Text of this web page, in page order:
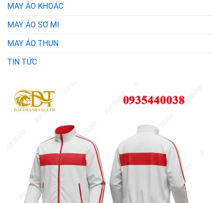
MAY ÁO KHOÁC
MAY ÁO SƠ MI
MAY ÁO THUN
TIN TỨC